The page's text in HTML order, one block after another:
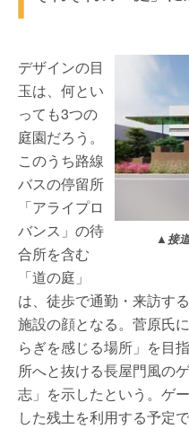
▲接
デザインの目
玉は、何とい
っても3つの
庭園だろう。
このうち路線
バスの停留所
「アライプロ
バンス」の待
合所を含む
「道の庭」
は、徒歩で通勤・来訪す
施設の顔となる。菅原氏
らぎを感じる場所」を目
所へと抜ける長屋門風の
志」を示したという。ゲ
した残土を利用する予定